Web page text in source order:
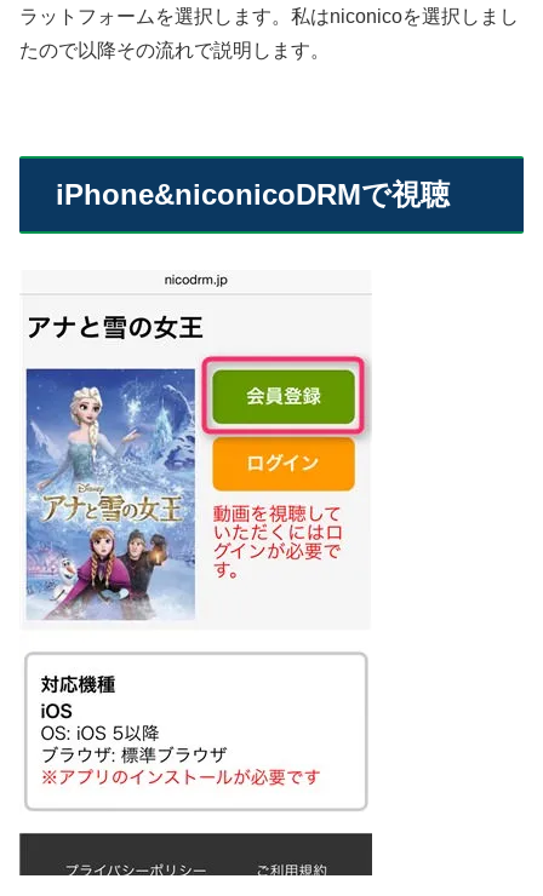
ラットフォームを選択します。私はniconicoを選択しまし
たので以降その流れで説明します。
iPhone&niconicoDRMで視聴